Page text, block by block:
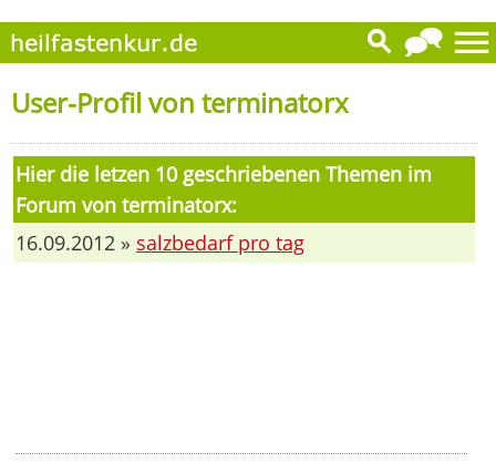
User-Profil von terminatorx
Hier die letzen 10 geschriebenen Themen im
Forum von terminatorx:
16.09.2012 » salzbedarf pro tag